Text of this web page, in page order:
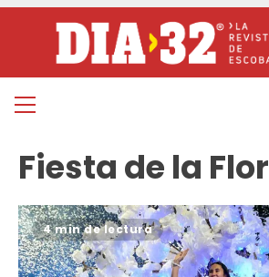
contenido
Menú
Fiesta de la Flor
4 min de lectura